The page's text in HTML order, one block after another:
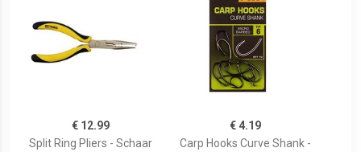
€ 12.99
Split Ring Pliers - Schaar
€ 4.19
Carp Hooks Curve Shank -